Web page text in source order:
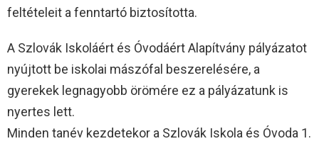
feltételeit a fenntartó biztosította.
A Szlovák Iskoláért és Óvodáért Alapítvány pályázatot
nyújtott be iskolai mászófal beszerelésére, a
gyerekek legnagyobb örömére ez a pályázatunk is
nyertes lett.
Minden tanév kezdetekor a Szlovák Iskola és Óvoda 1.